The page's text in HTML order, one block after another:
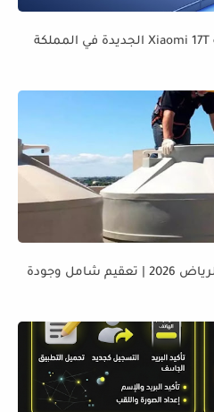
شاومي تعلن عن توفر سلسلة Xiaomi 17T الجديدة في المملكة
شركة تنظيف خزانات المياه بالرياض 2026 | تعقيم شامل وجودة